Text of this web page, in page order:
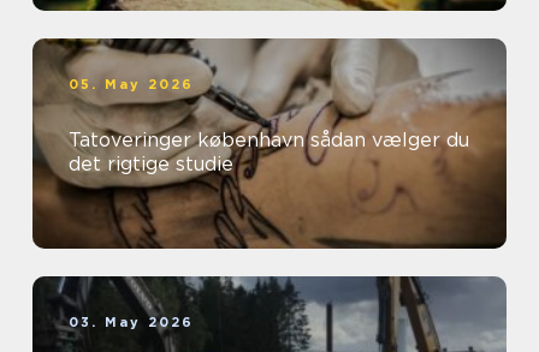
05. May 2026
Tatoveringer københavn sådan vælger du
det rigtige studie
03. May 2026